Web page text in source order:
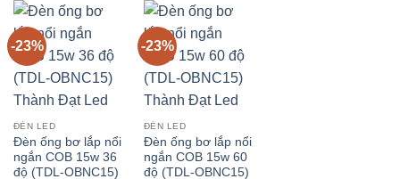
500,000 ₫.
546,000 ₫.là:
420,000 ₫.
-23%
ĐÈN LED
Đèn ống bơ lắp nổi
ngắn COB 15w 36
độ (TDL-OBNC15)
-23%
ĐÈN LED
Đèn ống bơ lắp nổi
ngắn COB 15w 60
độ (TDL-OBNC15)